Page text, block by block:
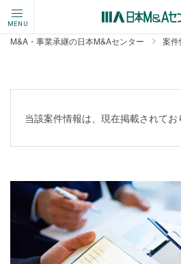
MENU
M&A・事業承継の日本M&Aセンター 案件
当該案件情報は、現在掲載されてお